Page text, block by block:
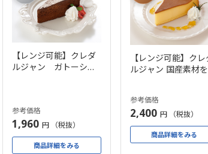
【レンジ可能】クレダ
ルジャン ガトーショ
参考価格
1,960 円 （税抜）
商品詳細をみる
【レンジ可能】クレ
ルジャン 国産素材を
参考価格
2,400 円 （税抜）
商品詳細をみる